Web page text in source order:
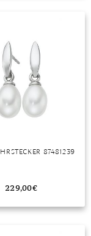
87481239
229,00€